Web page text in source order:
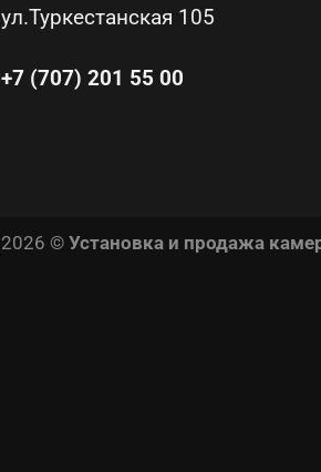
ул.Туркестанская 105
+7 (707) 201 55 00
2026 © Установка и продажа